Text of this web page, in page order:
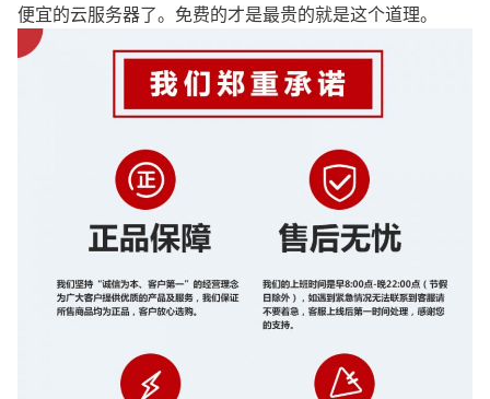
便宜的云服务器了。免费的才是最贵的就是这个道理。